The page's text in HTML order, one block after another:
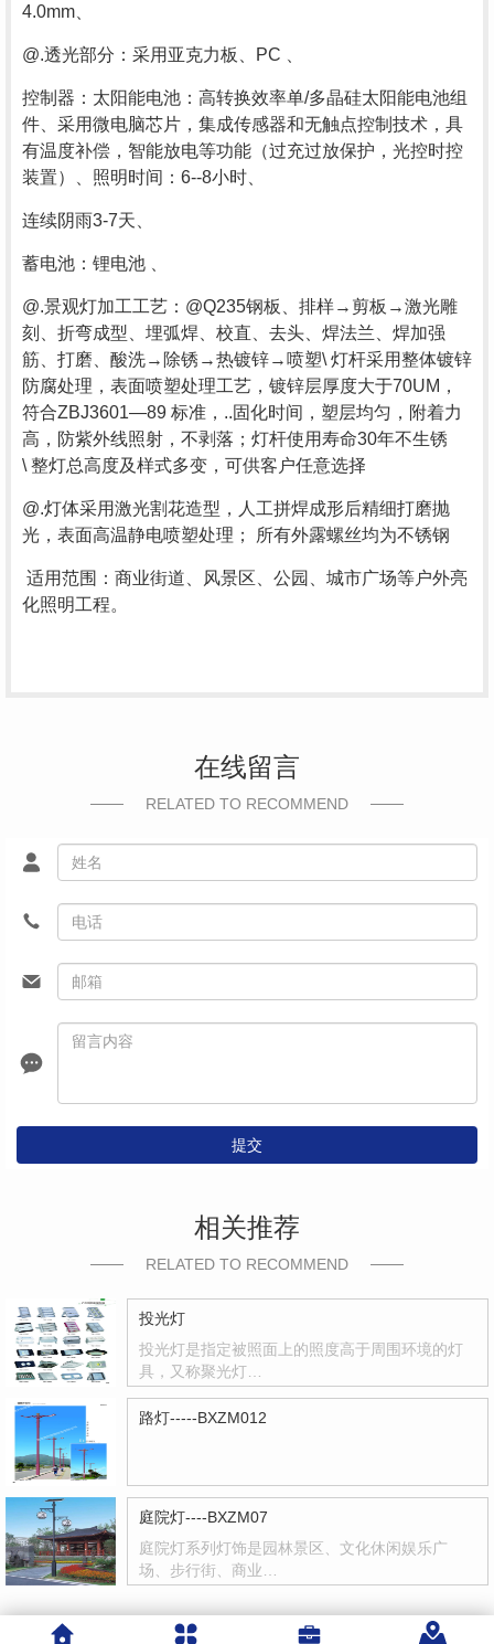
4.0mm、
@.透光部分：采用亚克力板、PC 、
控制器：太阳能电池：高转换效率单/多晶硅太阳能电池组
件、采用微电脑芯片，集成传感器和无触点控制技术，具
有温度补偿，智能放电等功能（过充过放保护，光控时控
装置）、照明时间：6--8小时、
连续阴雨3-7天、
蓄电池：锂电池 、
@.景观灯加工工艺：@Q235钢板、排样→剪板→激光雕
刻、折弯成型、埋弧焊、校直、去头、焊法兰、焊加强
筋、打磨、酸洗→除锈→热镀锌→喷塑\ 灯杆采用整体镀锌
防腐处理，表面喷塑处理工艺，镀锌层厚度大于70UM，
符合ZBJ3601—89 标准，..固化时间，塑层均匀，附着力
高，防紫外线照射，不剥落；灯杆使用寿命30年不生锈
\ 整灯总高度及样式多变，可供客户任意选择
@.灯体采用激光割花造型，人工拼焊成形后精细打磨抛
光，表面高温静电喷塑处理； 所有外露螺丝均为不锈钢
适用范围：商业街道、风景区、公园、城市广场等户外亮
化照明工程。
在线留言
RELATED TO RECOMMEND
提交
相关推荐
RELATED TO RECOMMEND
投光灯
投光灯是指定被照面上的照度高于周围环境的灯
具，又称聚光灯…
路灯-----BXZM012
庭院灯----BXZM07
庭院灯系列灯饰是园林景区、文化休闲娱乐广
场、步行街、商业…